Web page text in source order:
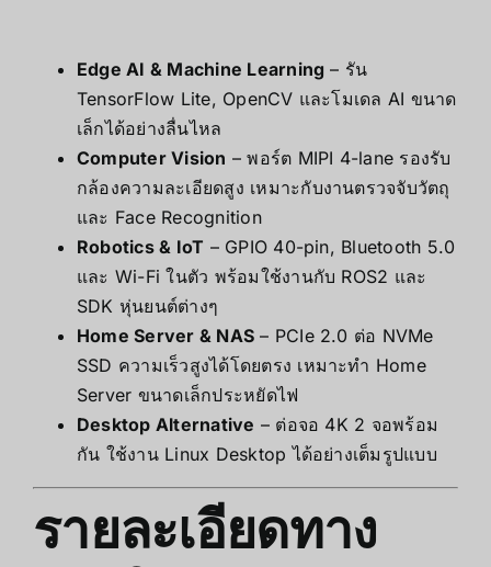
Edge AI & Machine Learning – รัน
TensorFlow Lite, OpenCV และโมเดล AI ขนาด
เล็กได้อย่างลื่นไหล
Computer Vision – พอร์ต MIPI 4-lane รองรับ
กล้องความละเอียดสูง เหมาะกับงานตรวจจับวัตถุ
และ Face Recognition
Robotics & IoT – GPIO 40-pin, Bluetooth 5.0
และ Wi-Fi ในตัว พร้อมใช้งานกับ ROS2 และ
SDK หุ่นยนต์ต่างๆ
Home Server & NAS – PCIe 2.0 ต่อ NVMe
SSD ความเร็วสูงได้โดยตรง เหมาะทำ Home
Server ขนาดเล็กประหยัดไฟ
Desktop Alternative – ต่อจอ 4K 2 จอพร้อม
กัน ใช้งาน Linux Desktop ได้อย่างเต็มรูปแบบ
รายละเอียดทาง